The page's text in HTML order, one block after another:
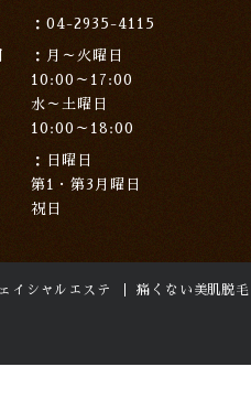
04-2935-4115
月～火曜日
10:00～17:00
水～土曜日
10:00～18:00
日曜日
第1・第3月曜日
祝日
イシャルエステ 痛くない美肌脱毛